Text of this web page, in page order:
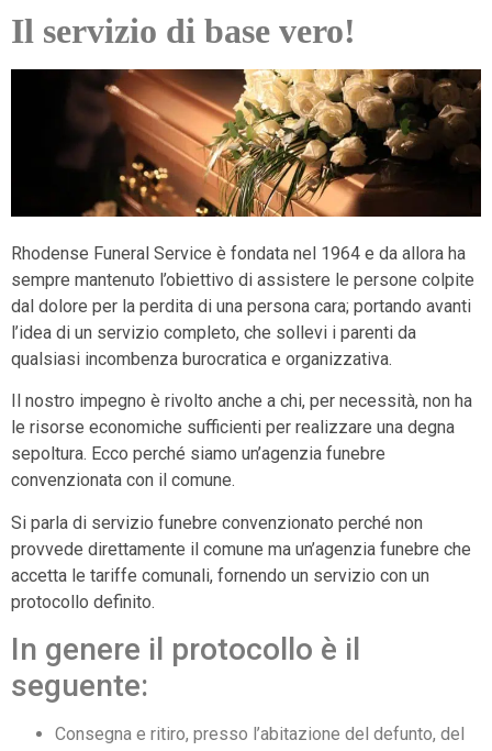
Il servizio di base vero!
Rhodense Funeral Service è fondata nel 1964 e da allora ha
sempre mantenuto l’obiettivo di assistere le persone colpite
dal dolore per la perdita di una persona cara; portando avanti
l’idea di un servizio completo, che sollevi i parenti da
qualsiasi incombenza burocratica e organizzativa.
Il nostro impegno è rivolto anche a chi, per necessità, non ha
le risorse economiche sufficienti per realizzare una degna
sepoltura. Ecco perché siamo un’agenzia funebre
convenzionata con il comune.
Si parla di servizio funebre convenzionato perché non
provvede direttamente il comune ma un’agenzia funebre che
accetta le tariffe comunali, fornendo un servizio con un
protocollo definito.
In genere il protocollo è il
seguente:
Consegna e ritiro, presso l’abitazione del defunto, del